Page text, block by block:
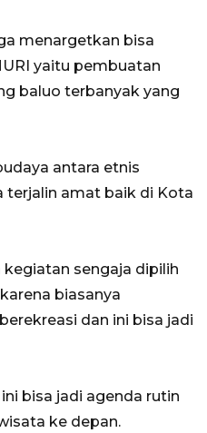
menargetkan bisa
yaitu pembuatan
baluo terbanyak yang
antara etnis
terjalin amat baik di Kota
sengaja dipilih
biasanya
dan ini bisa jadi
bisa jadi agenda rutin
ke depan.